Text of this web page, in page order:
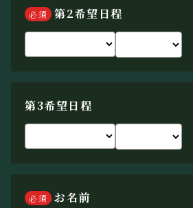
必須
第2希望日程
第3希望日程
必須 お名前